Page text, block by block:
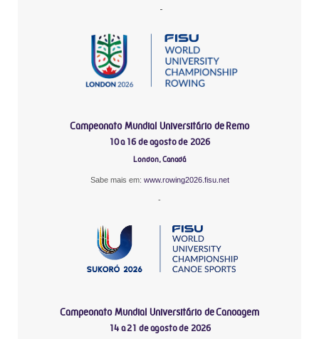
-
Campeonato Mundial Universitário de Remo
10 a 16 de agosto de 2026
London, Canadá
Sabe mais em: www.rowing2026.fisu.net
-
Campeonato Mundial Universitário de Canoagem
14 a 21 de agosto de 2026